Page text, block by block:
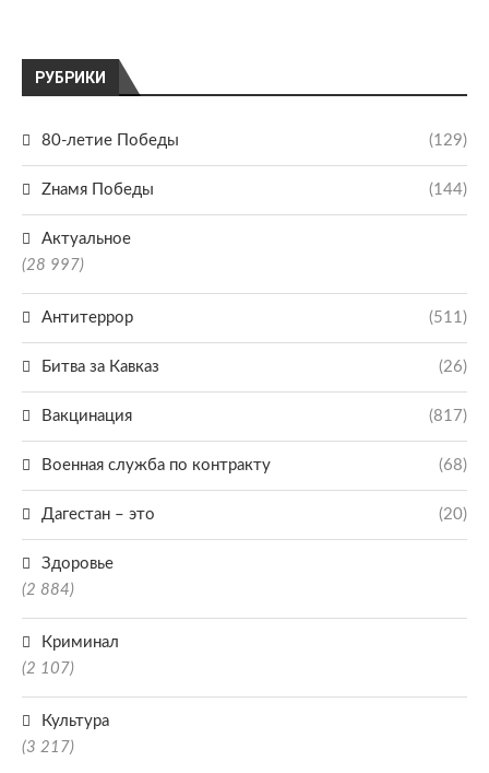
РУБРИКИ
80-летие Победы (129)
Zнамя Победы (144)
Актуальное
(28 997)
Антитеррор (511)
Битва за Кавказ (26)
Вакцинация (817)
Военная служба по контракту (68)
Дагестан – это (20)
Здоровье
(2 884)
Криминал
(2 107)
Культура
(3 217)